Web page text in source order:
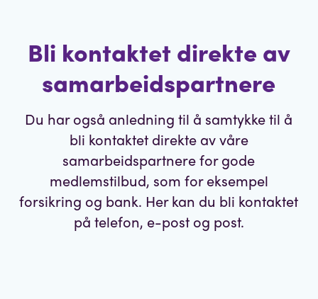
Bli kontaktet direkte av
samarbeidspartnere
Du har også anledning til å samtykke til å
bli kontaktet direkte av våre
samarbeidspartnere for gode
medlemstilbud, som for eksempel
forsikring og bank. Her kan du bli kontaktet
på telefon, e-post og post.